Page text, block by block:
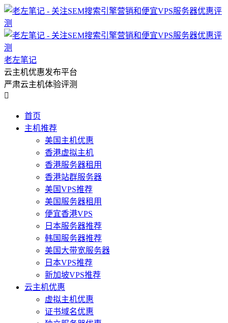
老左笔记
云主机优惠发布平台
严肃云主机体验评测

首页
主机推荐
美国主机优惠
香港虚拟主机
香港服务器租用
香港站群服务器
美国VPS推荐
美国服务器租用
便宜香港VPS
日本服务器推荐
韩国服务器推荐
美国大带宽服务器
日本VPS推荐
新加坡VPS推荐
云主机优惠
虚拟主机优惠
证书域名优惠